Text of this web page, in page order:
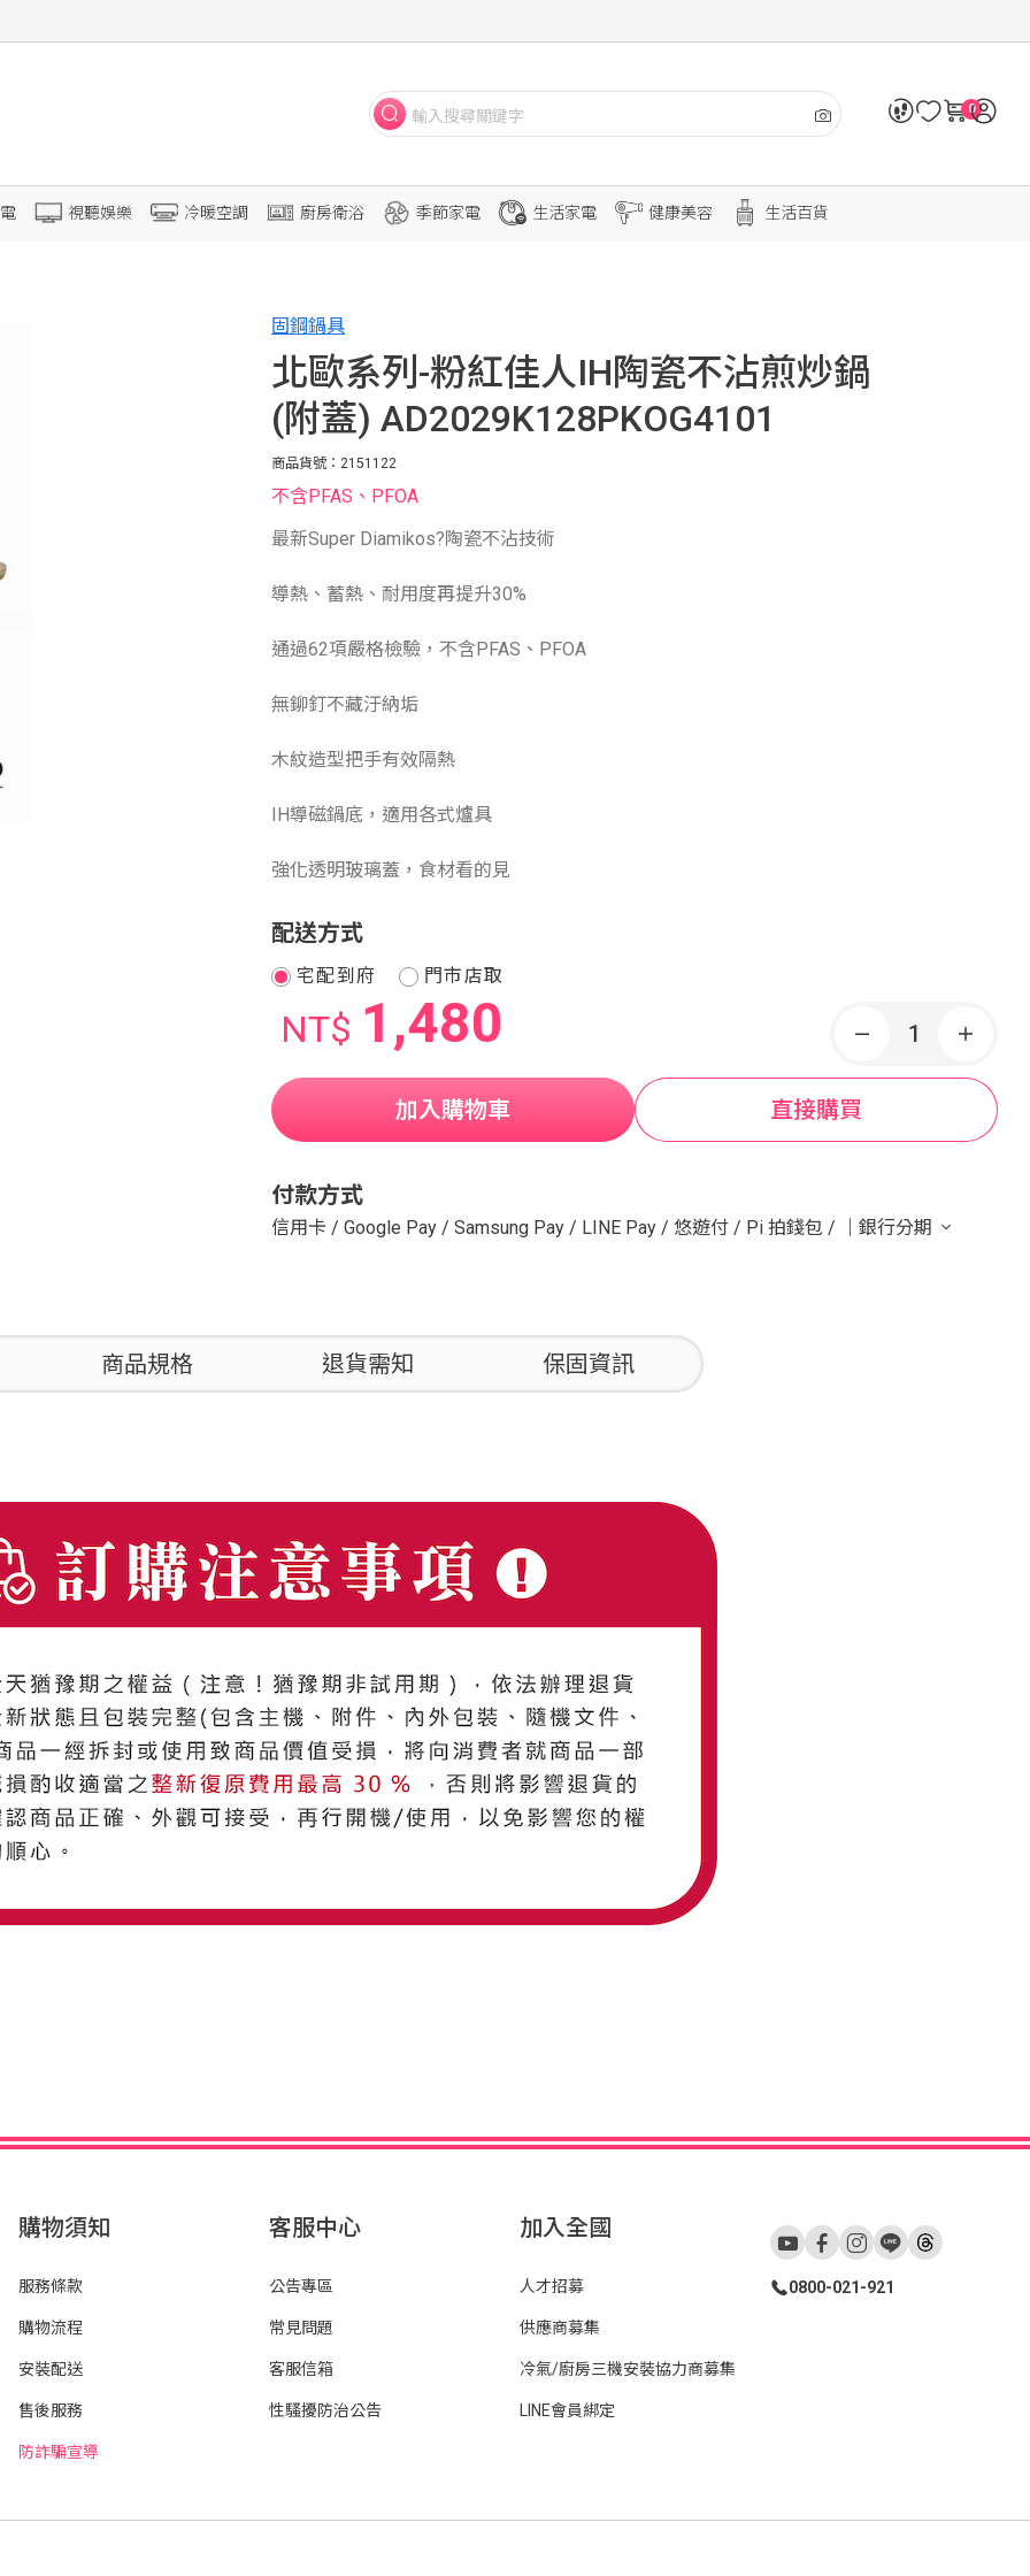
0
視聽娛樂 冷暖空調 廚房衛浴 季節家電 生活家電 健康美容 生活百貨
固鋼鍋具
北歐系列-粉紅佳人IH陶瓷不沾煎炒鍋
(附蓋) AD2029K128PKOG4101
商品貨號：2151122
不含PFAS、PFOA
最新Super Diamikos?陶瓷不沾技術
導熱、蓄熱、耐用度再提升30%
通過62項嚴格檢驗，不含PFAS、PFOA
無鉚釘不藏汙納垢
木紋造型把手有效隔熱
IH導磁鍋底，適用各式爐具
強化透明玻璃蓋，食材看的見
配送方式
宅配到府 門市店取
NT$ 1,480
加入購物車 直接購買
付款方式
信用卡 / Google Pay / Samsung Pay / LINE Pay / 悠遊付 / Pi 拍錢包 / ｜銀行分期
商品規格 退貨需知 保固資訊
購物須知
服務條款
購物流程
安裝配送
售後服務
防詐騙宣導
客服中心
公告專區
常見問題
客服信箱
性騷擾防治公告
加入全國
人才招募
供應商募集
冷氣/廚房三機安裝協力商募集
LINE會員綁定
0800-021-921